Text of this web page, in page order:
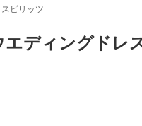
ピリッツ
ディングドレ